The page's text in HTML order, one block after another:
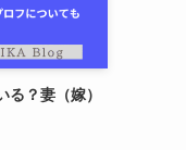
？妻（嫁）